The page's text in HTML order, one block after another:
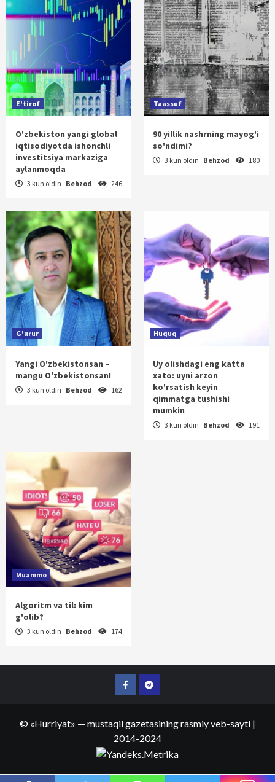
E'tirof
O'zbekiston yangi global
iqtisodiyotda ishonchli
investitsiya markaziga
aylanmoqda
3 kun oldin Behzod 246
Taassuf
90 yillik nashrning mayog'i
so'ndimi?
3 kun oldin Behzod 180
G'urur
Yangi O'zbekistonsan –
mangu O'zbekistonsan!
3 kun oldin Behzod 162
Huquq
Uy olishdagi eng katta
xato: uyni arzon
ko'rsatish keyin
qimmatga tushishi
mumkin
3 kun oldin Behzod 191
Muammo
Algoritm va til: kim
g'olib?
3 kun oldin Behzod 174
FacebookTelegram
© «Hurriyat» — mustaqil gazetasining rasmiy veb-sayti |
2014-2024